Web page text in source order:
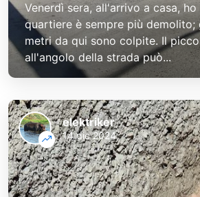
Venerdì sera, all'arrivo a casa,
quartiere è sempre più demolito;
metri da qui sono colpite. Il
all'angolo della strada può...
elektriker
14 dic 2024